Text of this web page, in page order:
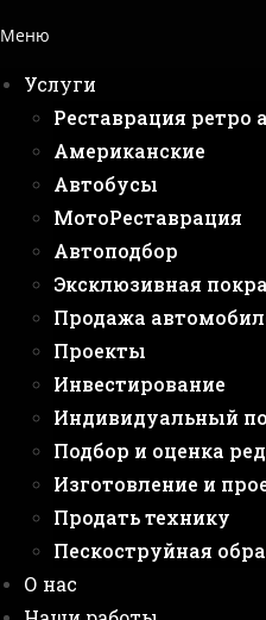
Меню
Услуги
Реставрация ретро
Американские
Автобусы
МотоРеставрация
Автоподбор
Эксклюзивная
Продажа
Проекты
Инвестирование
Индивидуальный
Подбор и оценка
Изготовление и
Продать технику
Пескоструйная
О нас